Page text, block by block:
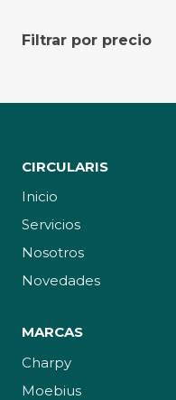
Filtrar por precio
CIRCULARIS
Inicio
Servicios
Nosotros
Novedades
MARCAS
Charpy
Moebius